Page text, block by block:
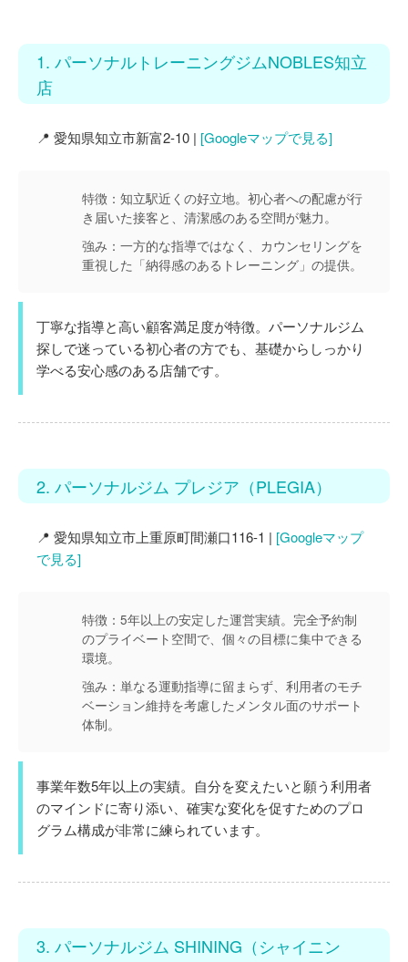
1. パーソナルトレーニングジムNOBLES知立
店
📍 愛知県知立市新富2-10 | [Googleマップで見る]
特徴： 知立駅近くの好立地。初心者への配慮が行
き届いた接客と、清潔感のある空間が魅力。
強み： 一方的な指導ではなく、カウンセリングを
重視した「納得感のあるトレーニング」の提供。
丁寧な指導と高い顧客満足度が特徴。パーソナルジム
探しで迷っている初心者の方でも、基礎からしっかり
学べる安心感のある店舗です。
2. パーソナルジム プレジア（PLEGIA）
📍 愛知県知立市上重原町間瀬口116-1 | [Googleマップ
で見る]
特徴： 5年以上の安定した運営実績。完全予約制
のプライベート空間で、個々の目標に集中できる
環境。
強み： 単なる運動指導に留まらず、利用者のモチ
ベーション維持を考慮したメンタル面のサポート
体制。
事業年数5年以上の実績。自分を変えたいと願う利用者
のマインドに寄り添い、確実な変化を促すためのプロ
グラム構成が非常に練られています。
3. パーソナルジム SHINING（シャイニン